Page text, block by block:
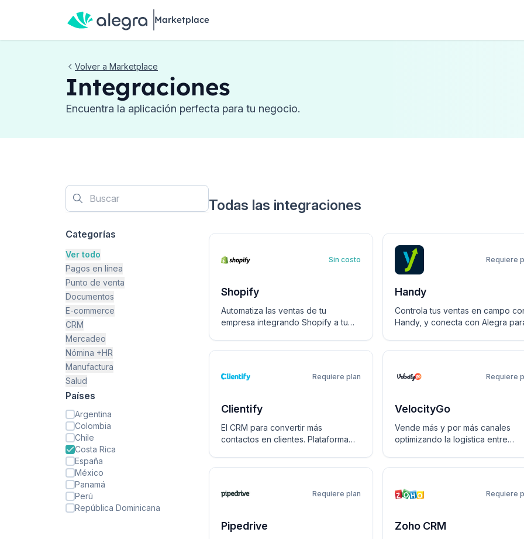
Marketplace
Volver a Marketplace
Integraciones
Encuentra la aplicación perfecta para tu negocio.
Categorías
Ver todo
Pagos en línea
Punto de venta
Documentos
E-commerce
CRM
Mercadeo
Nómina +HR
Manufactura
Salud
Países
Argentina
Colombia
Chile
Costa Rica
España
México
Panamá
Perú
República Dominicana
Todas las integraciones
Sin costo
Shopify
Automatiza las ventas de tu
empresa integrando Shopify a tu
Requiere
Handy
Controla tus ventas en campo
Handy, y conecta con Alegra
Requiere plan
Clientify
El CRM para convertir más
contactos en clientes. Plataforma
Requiere
VelocityGo
Vende más y por más canales
optimizando la logística entre
Requiere plan
Pipedrive
Requiere
Zoho CRM